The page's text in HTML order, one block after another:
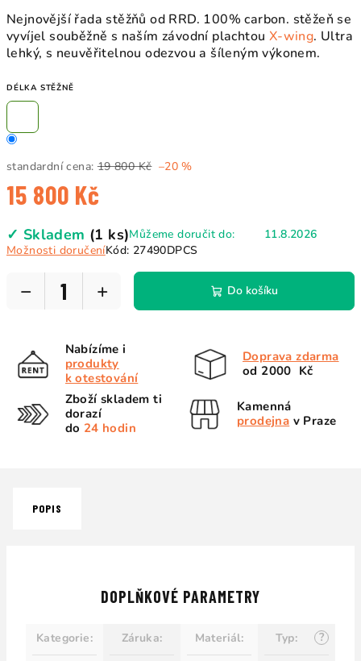
Nejnovější řada stěžňů od RRD. 100% carbon. stěžeň se
vyvíjel souběžně s naším závodní plachtou X-wing. Ultra
lehký, s neuvěřitelnou odezvou a šíleným výkonem.
DÉLKA STĚŽNĚ
standardní cena: 19 800 Kč –20 %
15 800 Kč
cena:
✓ Skladem (1 ks)Můžeme doručit do:
11.8.2026
Možnosti doručeníKód: 27490DPCS
+
− Do košíku
Nabízíme i
produkty
k otestování
Doprava zdarma
od 2000 Kč
Zboží skladem ti
dorazí
do 24 hodin
Kamenná
prodejna v Praze
POPIS
DOPLŇKOVÉ PARAMETRY
Kategorie: Záruka: Materiál: ?
Typ: